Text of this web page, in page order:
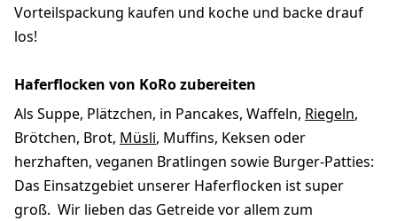
Vorteilspackung kaufen und koche und backe drauf
los!
Haferflocken von KoRo zubereiten
Als Suppe, Plätzchen, in Pancakes, Waffeln, Riegeln,
Brötchen, Brot, Müsli, Muffins, Keksen oder
herzhaften, veganen Bratlingen sowie Burger-Patties:
Das Einsatzgebiet unserer Haferflocken ist super
groß. Wir lieben das Getreide vor allem zum